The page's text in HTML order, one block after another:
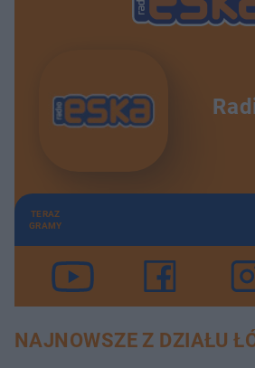
TERAZ
GRAMY
NAJNOWSZE Z DZIAŁU